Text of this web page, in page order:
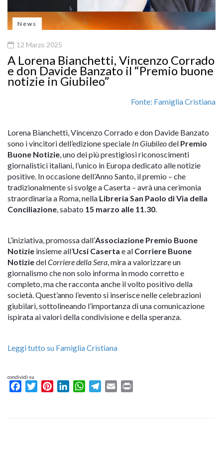
News
12 Marzo 2025
A Lorena Bianchetti, Vincenzo Corrado
e don Davide Banzato il “Premio buone
notizie in Giubileo”
Fonte: Famiglia Cristiana
Lorena Bianchetti, Vincenzo Corrado e don Davide Banzato
sono i vincitori dell’edizione speciale In Giubileodel Premio
Buone Notizie, uno dei più prestigiosi riconoscimenti
giornalistici italiani, l’unico in Europa dedicato alle notizie
positive. In occasione dell’Anno Santo, il premio – che
tradizionalmente si svolge a Caserta – avrà una cerimonia
straordinaria a Roma, nella Libreria San Paolo di Via della
Conciliazione, sabato 15 marzo alle 11.30.
L’iniziativa, promossa dall’Associazione Premio Buone
Notizie insieme all’Ucsi Caserta e al Corriere Buone
NotiziedelCorriere della Sera, mira a valorizzare un
giornalismo che non solo informa in modo corretto e
completo, ma che racconta anche il volto positivo della
società. Quest’anno l’evento si inserisce nelle celebrazioni
giubilari, sottolineando l’importanza di una comunicazione
ispirata ai valori della condivisione e della speranza.
Leggi tutto su Famiglia Cristiana
condividi su
FacebookTwitterPinterestLinkedInWhatsAppTelegram
Email